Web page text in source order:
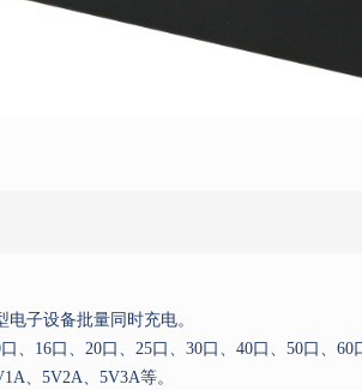
子设备批量同时充电。
、16口、20口、25口、30口、40口、50口、60
、5V2A、5V3A等。